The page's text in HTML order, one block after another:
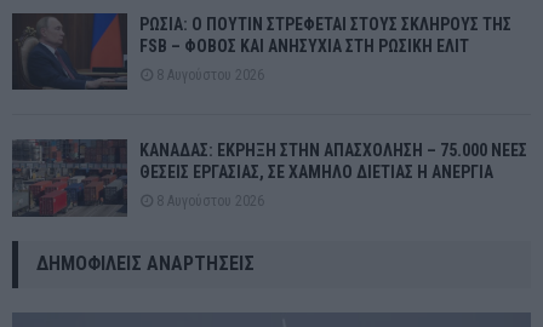
ΡΩΣΙΑ: Ο ΠΟΥΤΙΝ ΣΤΡΕΦΕΤΑΙ ΣΤΟΥΣ ΣΚΛΗΡΟΥΣ ΤΗΣ
FSB – ΦΟΒΟΣ ΚΑΙ ΑΝΗΣΥΧΙΑ ΣΤΗ ΡΩΣΙΚΗ ΕΛΙΤ
8 Αυγούστου 2026
ΚΑΝΑΔΑΣ: ΕΚΡΗΞΗ ΣΤΗΝ ΑΠΑΣΧΟΛΗΣΗ – 75.000 ΝΕΕΣ
ΘΕΣΕΙΣ ΕΡΓΑΣΙΑΣ, ΣΕ ΧΑΜΗΛΟ ΔΙΕΤΙΑΣ Η ΑΝΕΡΓΙΑ
8 Αυγούστου 2026
ΔΗΜΟΦΙΛΕΊΣ ΑΝΑΡΤΉΣΕΙΣ